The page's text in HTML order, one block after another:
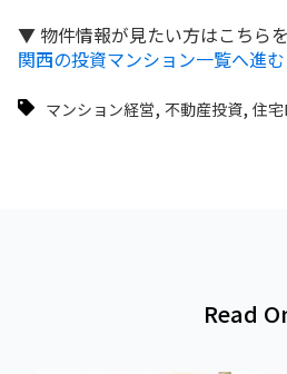
▼ 物件情報が見たい方はこちら
関西の投資マンション一覧へ進む
マンション経営, 不動産投資, 住宅
Read